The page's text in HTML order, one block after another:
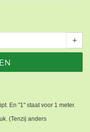
+
En "1" staat voor 1 meter.
(Tenzij anders